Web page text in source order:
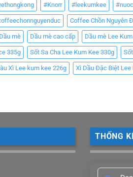
#Knorr #leekumkee
Coffee Chồn Nguyên
Dầu mè Dầu mè cao cấp Dầu mè Lee
335g Sốt Sa Cha Lee Kum Kee 330g
Xì Lee kum kee 226g Xì Dầu Đặc Biệt Lee
THỐNG